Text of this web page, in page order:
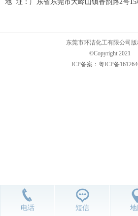
地 址：广东省东莞市大岭山镇香韵路2号15
东莞市环洁化工有限公司
©Copyright 2021
ICP备案： 粤ICP备
电话 短信 地